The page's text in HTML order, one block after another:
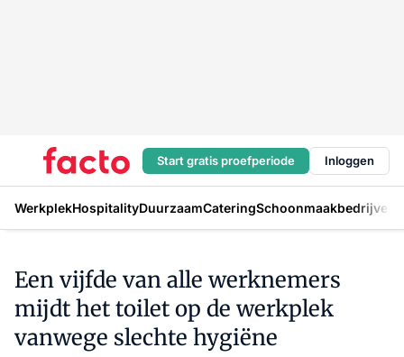
Start gratis proefperiode Inloggen
WerkplekHospitalityDuurzaamCateringSchoonmaakbedrijven
Een vijfde van alle werknemers
mijdt het toilet op de werkplek
vanwege slechte hygiëne